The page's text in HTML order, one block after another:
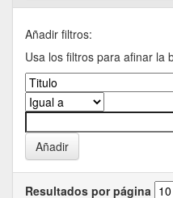
Añadir filtros:
Usa los filtros para afinar la
Resultados por página